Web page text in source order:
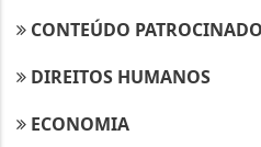
CONTEÚDO PATROCINADO
DIREITOS HUMANOS
ECONOMIA